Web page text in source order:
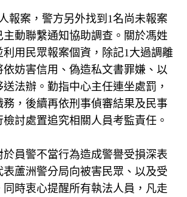
報案，警方另外找到1名尚未報案
主動聯繫通知協助調查。關於馮姓
用民眾報案個資，除記1大過調離
妨害信用、偽造私文書罪嫌、以
法辦。勤指中心主任連坐處罰，
，後續再依刑事偵審結果及民事
討處置追究相關人員考監責任。
於員警不當行為造成警譽受損深表
蘆洲警分局向被害民眾、以及受
同時衷心提醒所有執法人員，凡走